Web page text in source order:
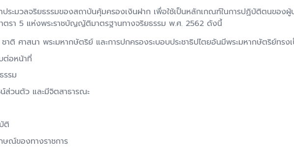
ระมวลจริยธรรมของสถาบันคุ้มครองเงินฝาก เพื่อใช้เป็นหลักเกณฑ์ในการปฏิบัติตนของ
ตรา 5 แห่งพระราชบัญญัติมาตรฐานทางจริยธรรม พ.ศ. 2562 ดังนี้
ติ ศาสนา พระมหากษัตริย์ และการปกครองระบอบประชาธิปไตยอันมีพระมหากษัตริย์ทรง
ต่อหน้าที่
รรม
ส่วนตัว และมีจิตสาธารณะ
ติ
ษณ์ของทางราชการ